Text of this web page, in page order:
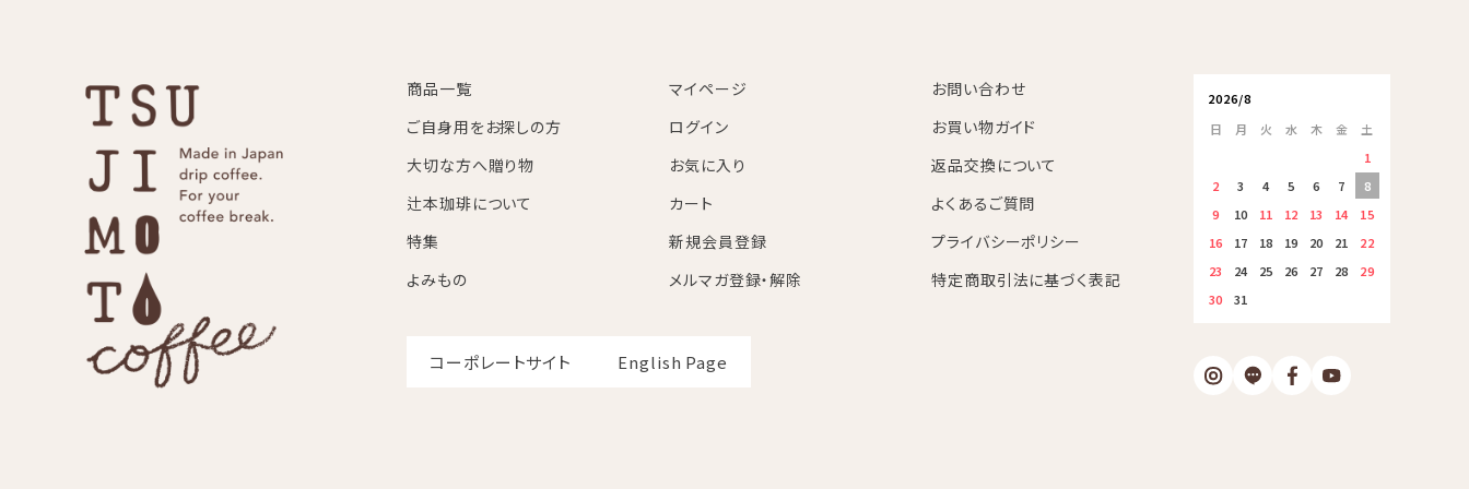
商品一覧
ご自身用をお探しの方
大切な方へ贈り物
辻本珈琲について
特集
よみもの
マイページ
ログイン
お気に入り
カート
新規会員登録
メルマガ登録・解除
お問い合わせ
お買い物ガイド
返品交換について
よくあるご質問
プライバシーポリシー
特定商取引法に基づく表記
コーポレートサイト English Page
2026/8
日
月 火 水 木 金
土
1
2
3 4 5 6 7
8
9
10 11 12 13 14
15
16
17 18 19 20 21
22
23
24 25 26 27 28
29
30
31